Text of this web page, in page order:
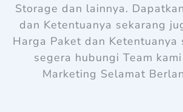
Storage dan lainnya.
dan Ketentuanya sekarang
Harga Paket dan Ketentuanya
segera hubungi Team kami
Marketing Selamat